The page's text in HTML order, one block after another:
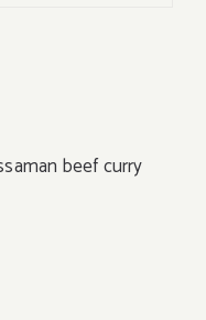
beef curry